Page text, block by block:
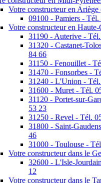
Votre constructeur en Ariège
09100 - Pamiers -
Votre constructeur en
31190 - Auterive -
31320 - Castanet-
84 66
31150 - Fenouillet -
31470 - Fonsorbes -
31240 - L'Union -
31600 - Muret - Tél.
31120 - Portet-sur-
53 23
31250 - Revel - Tél.
31800 - Saint-
46
31000 - Toulouse -
Votre constructeur dans le
32600 - L'Isle-
12
Votre constructeur dans le